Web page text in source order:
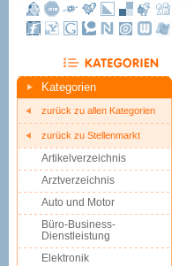
Kategorien
zurück zu allen Kategorien
zurück zu Stellenmarkt
Artikelverzeichnis
Arztverzeichnis
Auto und Motor
Büro-Business-
Dienstleistung
Elektronik